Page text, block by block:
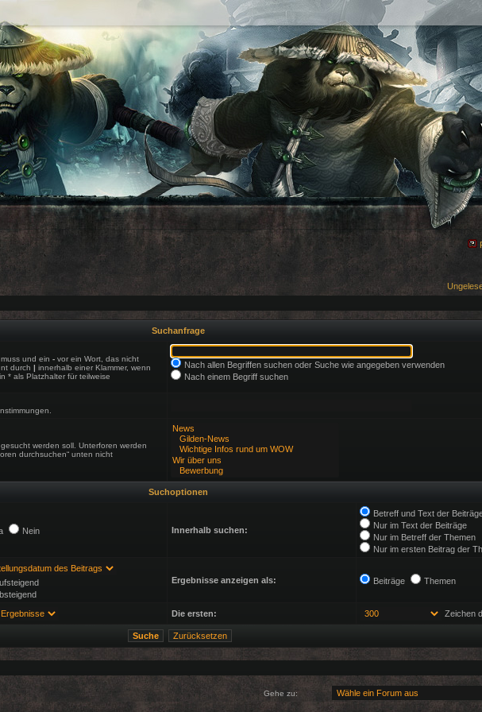
Suchanfrage
und ein - vor ein Wort, das nicht
durch | innerhalb einer Klammer, wenn
* als Platzhalter für teilweise
Nach allen Begriffen suchen oder Suche wie angegeben verwenden
Nach einem Begriff suchen
werden soll. Unterforen werden
durchsuchen“ unten nicht
Suchoptionen
Nein Innerhalb suchen:
Betreff und Text der
Nur im Text der Beiträge
Nur im Betreff der Themen
Nur im ersten Beitrag der
Ergebnisse anzeigen als: Beiträge Themen
Die ersten: Zeichen
Gehe zu: